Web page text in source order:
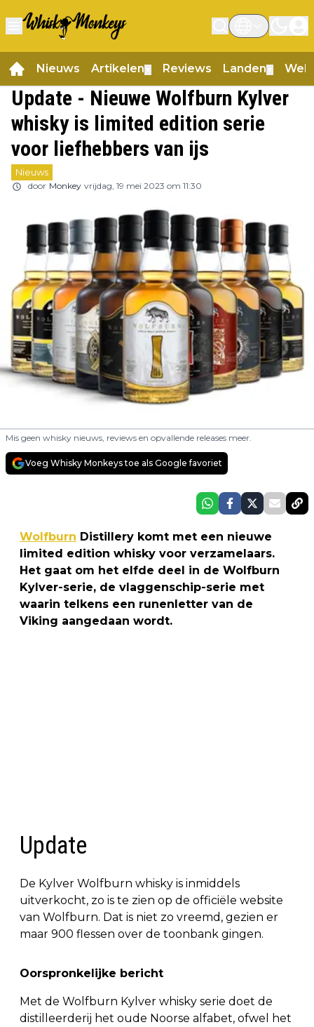
Nieuws Artikelen Reviews Landen
Update - Nieuwe Wolfburn Kylver
whisky is limited edition serie
voor liefhebbers van ijs
Nieuws
door Monkey vrijdag, 19 mei 2023 om 11:30
Mis geen whisky nieuws, reviews en opvallende releases meer.
Voeg Whisky Monkeys toe als Google favoriet
Wolfburn Distillery komt met een nieuwe
limited edition whisky voor verzamelaars.
Het gaat om het elfde deel in de Wolfburn
Kylver-serie, de vlaggenschip-serie met
waarin telkens een runenletter van de
Viking aangedaan wordt.
Update
De Kylver Wolfburn whisky is inmiddels
uitverkocht, zo is te zien op de officiële website
van Wolfburn. Dat is niet zo vreemd, gezien er
maar 900 flessen over de toonbank gingen.
Oorspronkelijke bericht
Met de Wolfburn Kylver whisky serie doet de
distilleerderij het oude Noorse alfabet, ofwel het